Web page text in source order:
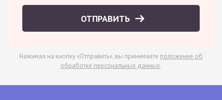
ОТПРАВИТЬ
Нажимая на кнопку «Отправить», вы принимаете положение об
обработке персональных данных.